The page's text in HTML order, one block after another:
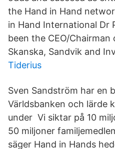
the Hand in Hand
in Hand International Dr
been the CEO/Chairman
Skanska, Sandvik and
Tiderius
Sven Sandström har en
Världsbanken och lärde
under Vi siktar på 10
50 miljoner
säger Hand in Hands